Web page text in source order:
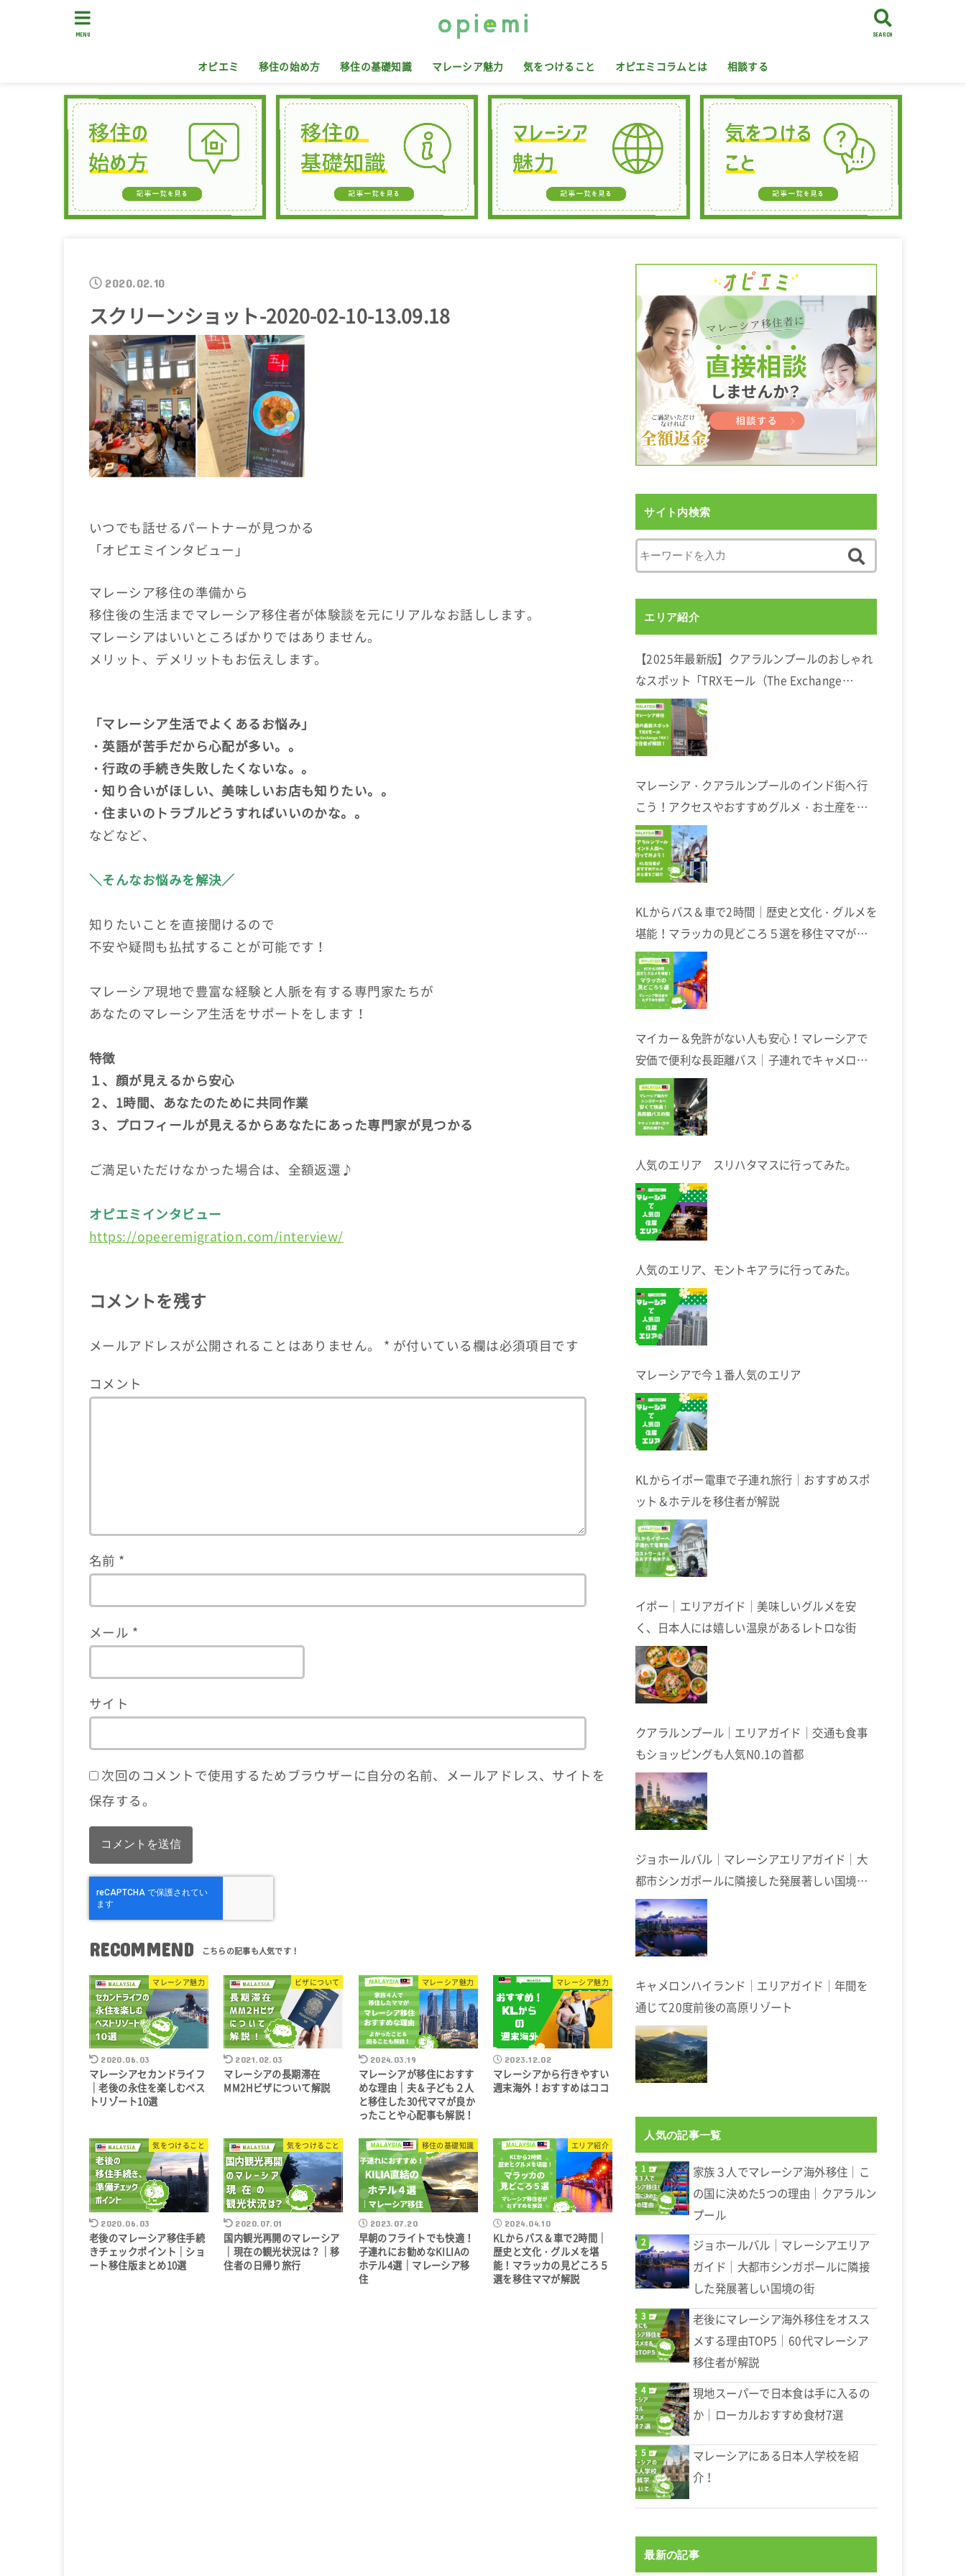
オピエミ 移住の始め方 移住の基礎知識 マレーシア魅力 気をつけること オピエミコラムとは 相談する
SEARCH
MENU
2020.02.10
スクリーンショット-2020-02-10-13.09.18
いつでも話せるパートナーが見つかる
「オピエミインタビュー」
マレーシア移住の準備から
移住後の生活までマレーシア移住者が体験談を元にリアルなお話しします。
マレーシアはいいところばかりではありません。
メリット、デメリットもお伝えします。
「マレーシア生活でよくあるお悩み」
・英語が苦手だから心配が多い。。
・行政の手続き失敗したくないな。。
・知り合いがほしい、美味しいお店も知りたい。。
・住まいのトラブルどうすればいいのかな。。
などなど、
＼そんなお悩みを解決／
知りたいことを直接聞けるので
不安や疑問も払拭することが可能です！
マレーシア現地で豊富な経験と人脈を有する専門家たちが
あなたのマレーシア生活をサポートをします！
特徴
１、顔が見えるから安心
２、1時間、あなたのために共同作業
３、プロフィールが見えるからあなたにあった専門家が見つかる
ご満足いただけなかった場合は、全額返還♪
オピエミインタビュー
https://opeeremigration.com/interview/
コメントを残す
メールアドレスが公開されることはありません。 * が付いている欄は必須項目です
コメント
名前 *
メール *
サイト
次回のコメントで使用するためブラウザーに自分の名前、メールアドレス、サイトを
保存する。
RECOMMEND
マレーシア魅力
2020.06.03
マレーシアセカンドライフ
｜老後の永住を楽しむベス
トリゾート10選
ビザについて
2021.02.03
マレーシアの長期滞在
MM2Hビザについて解説
マレーシア魅力
2024.03.19
マレーシアが移住におすす
めな理由｜夫＆子ども２人
と移住した30代ママが良か
ったことや心配事も解説！
マレーシア魅力
2023.12.02
マレーシアから行きやすい
週末海外！おすすめはココ
気をつけること
2020.06.03
老後のマレーシア移住手続
きチェックポイント｜ショ
ート移住版まとめ10選
気をつけること
2020.07.01
国内観光再開のマレーシア
｜現在の観光状況は？｜移
住者の日帰り旅行
移住の基礎知識
2023.07.20
早朝のフライトでも快適！
子連れにお勧めなKILIAの
ホテル4選｜マレーシア移
住
エリア紹介
2024.04.10
KLからバス＆車で2時間｜
歴史と文化・グルメを堪
能！マラッカの見どころ５
選を移住ママが解説
サイト内検索
エリア紹介
【2025年最新版】クアラルンプールのおしゃれ
なスポット「TRXモール（The Exchange
TRX）」完全ガイド
マレーシア・クアラルンプールのインド街へ行
こう！アクセスやおすすめグルメ・お土産を在
住者が解説します
KLからバス＆車で2時間｜歴史と文化・グルメを
堪能！マラッカの見どころ５選を移住ママが解
説
マイカー＆免許がない人も安心！マレーシアで
安価で便利な長距離バス｜子連れでキャメロン
ハイランドへ
人気のエリア スリハタマスに行ってみた。
人気のエリア、モントキアラに行ってみた。
マレーシアで今１番人気のエリア
KLからイポー電車で子連れ旅行｜おすすめスポ
ット＆ホテルを移住者が解説
イポー｜エリアガイド｜美味しいグルメを安
く、日本人には嬉しい温泉があるレトロな街
クアラルンプール｜エリアガイド｜交通も食事
もショッピングも人気N0.1の首都
ジョホールバル｜マレーシアエリアガイド｜大
都市シンガポールに隣接した発展著しい国境の
街
キャメロンハイランド｜エリアガイド｜年間を
通じて20度前後の高原リゾート
人気の記事一覧
家族３人でマレーシア海外移住｜こ
の国に決めた5つの理由｜クアラルン
プール
ジョホールバル｜マレーシアエリア
ガイド｜大都市シンガポールに隣接
した発展著しい国境の街
老後にマレーシア海外移住をオスス
メする理由TOP5｜60代マレーシア
移住者が解説
現地スーパーで日本食は手に入るの
か｜ローカルおすすめ食材7選
マレーシアにある日本人学校を紹
介！
最新の記事